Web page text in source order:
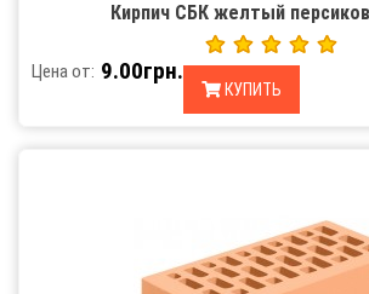
Кирпич СБК желтый
Цена от: 9.00грн.
КУПИТЬ